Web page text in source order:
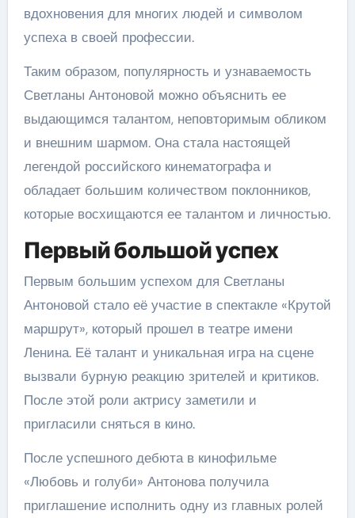
вдохновения для многих людей и символом
успеха в своей профессии.
Таким образом, популярность и узнаваемость
Светланы Антоновой можно объяснить ее
выдающимся талантом, неповторимым обликом
и внешним шармом. Она стала настоящей
легендой российского кинематографа и
обладает большим количеством поклонников,
которые восхищаются ее талантом и личностью.
Первый большой успех
Первым большим успехом для Светланы
Антоновой стало её участие в спектакле «Крутой
маршрут», который прошел в театре имени
Ленина. Её талант и уникальная игра на сцене
вызвали бурную реакцию зрителей и критиков.
После этой роли актрису заметили и
пригласили сняться в кино.
После успешного дебюта в кинофильме
«Любовь и голуби» Антонова получила
приглашение исполнить одну из главных ролей